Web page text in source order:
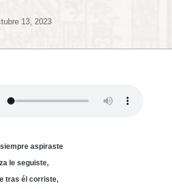
13, 2023
aspiraste
le seguiste,
tras él corriste,